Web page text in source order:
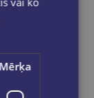
Mērķa